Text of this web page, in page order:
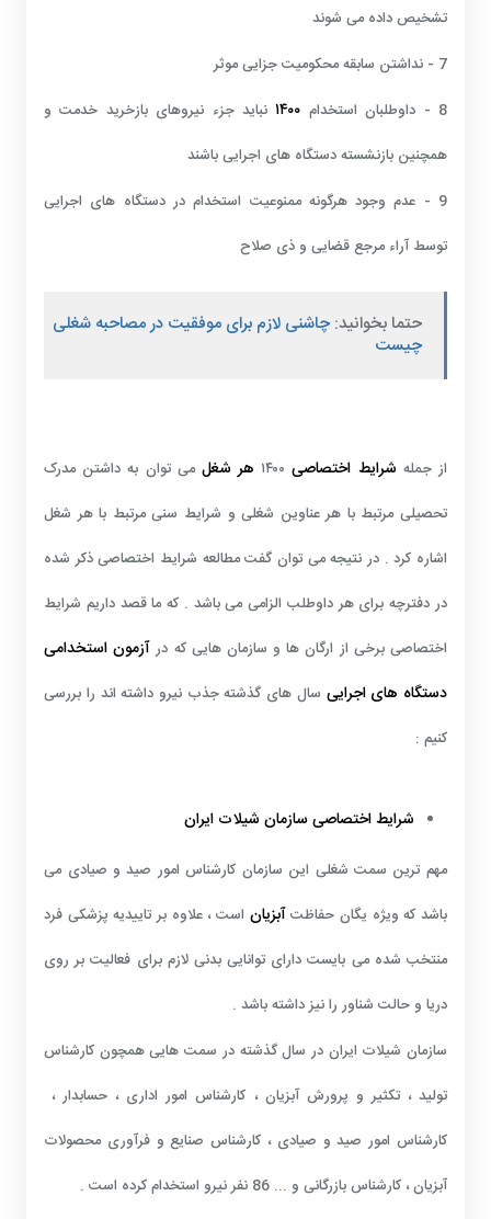
تشخیص داده می شوند
7 - نداشتن سابقه محکومیت جزایی موثر
8 - داوطلبان استخدام
۱۴۰۰ نباید جزء نیروهای بازخرید خدمت و
همچنین بازنشسته دستگاه های اجرایی باشند
9 - عدم وجود هرگونه ممنوعیت استخدام در دستگاه های اجرایی
توسط آراء مرجع قضایی و ذی صلاح
حتما بخوانید: چاشنی لازم برای موفقیت در مصاحبه شغلی
چیست
از جملهشرایط اختصاصی ۱۴۰۰ هر شغلمی توان به داشتن مدرک
تحصیلی مرتبط با هر عناوین شغلی و شرایط سنی مرتبط با هر شغل
اشاره کرد . در نتیجه می توان گفت مطالعه شرایط اختصاصی ذکر شده
در دفترچه برای هر داوطلب الزامی می باشد . که ما قصد داریم شرایط
اختصاصی برخی از ارگان ها و سازمان هایی که درآزمون استخدامی
دستگاه های اجرایی سال های گذشته جذب نیرو داشته اند را بررسی
کنیم :
شرایط اختصاصی سازمان شیلات ایران
مهم ترین سمت شغلی این سازمان کارشناس امور صید و صیادی می
باشد که ویژه یگان حفاظتآبزیان است ، علاوه بر تاییدیه پزشکی فرد
منتخب شده می بایست دارای توانایی بدنی لازم برای فعالیت بر روی
دریا و حالت شناور را نیز داشته باشد .
سازمان شیلات ایران در سال گذشته در سمت هایی همچون کارشناس
تولید ، تکثیر و پرورش آبزیان ، کارشناس امور اداری ، حسابدار ،
کارشناس امور صید و صیادی ، کارشناس صنایع و فرآوری محصولات
آبزیان ، کارشناس بازرگانی و ... 86 نفر نیرو استخدام کرده است .